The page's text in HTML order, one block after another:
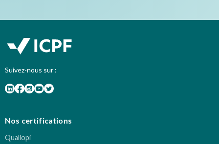
Suivez-nous sur :
Nos certifications
Qualiopi